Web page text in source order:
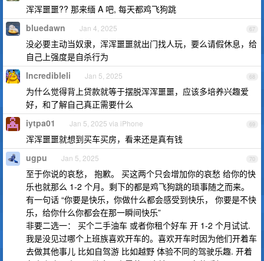
浑浑噩噩?? 那来缅 A 吧, 每天都鸡飞狗跳
67
bluedawn Jan 4, 2025
没必要主动当奴隶，浑浑噩噩就出门找人玩，要么请假休息，给
自己上强度是自杀行为
68
Incredibleli Jan 5, 2025
为什么觉得背上贷款就等于摆脱浑浑噩噩，应该多培养兴趣爱
好，和了解自己真正需要什么
69
iytpa01 Jan 5, 2025 via iPhone
浑浑噩噩就想到买车买房，看来还是真有钱
70
ugpu Jan 5, 2025
至于你说的哀愁， 抱歉。 买这两个只会增加你的哀愁 给你的快
乐也就那么 1-2 个月。剩下的都是鸡飞狗跳的琐事随之而来。
有一句话 “你要是快乐，你做什么都会感受到快乐， 你要是不快
乐，给你什么你都会在那一瞬间快乐”
非要二选一： 买个二手油车 或者你租个好车 开 1-2 个月试试.
我是没见过哪个上班族喜欢开车的。喜欢开车时因为他们开着车
去做其他事儿 比如自驾游 比如越野 体验不同的驾驶乐趣. 开着